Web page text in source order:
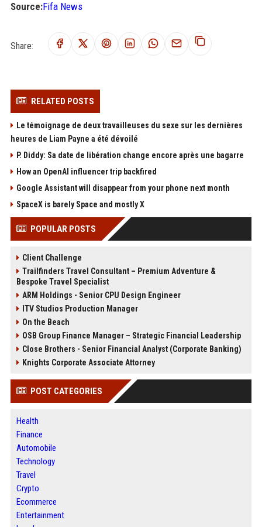
Source:Fifa News
Share:
RELATED POSTS
Le témoignage de deux travailleuses du sexe sur les dernières
heures de Liam Payne a été dévoilé
P. Diddy: Sa date de libération change encore après une bagarre
How an OpenAI influencer trip backfired
Google Assistant will disappear from your phone next month
SpaceX is barely Space and mostly X
POPULAR POSTS
Client Challenge
Trailfinders Travel Consultant – Premium Adventure &
Bespoke Travel Specialist
ARM Holdings - Senior CPU Design Engineer
ITV Studios Production Manager
On the Beach
OSB Group Finance Manager – Strategic Financial Leadership
Close Brothers - Senior Financial Analyst (Corporate Banking)
Knights Corporate Associate Attorney
POST CATEGORIES
Health
Finance
Automobile
Technology
Travel
Crypto
Ecommerce
Entertainment